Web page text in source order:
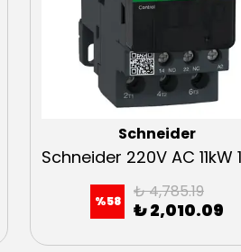
Schneider
%58 ₺ 4,785.19
₺ 2,010.09